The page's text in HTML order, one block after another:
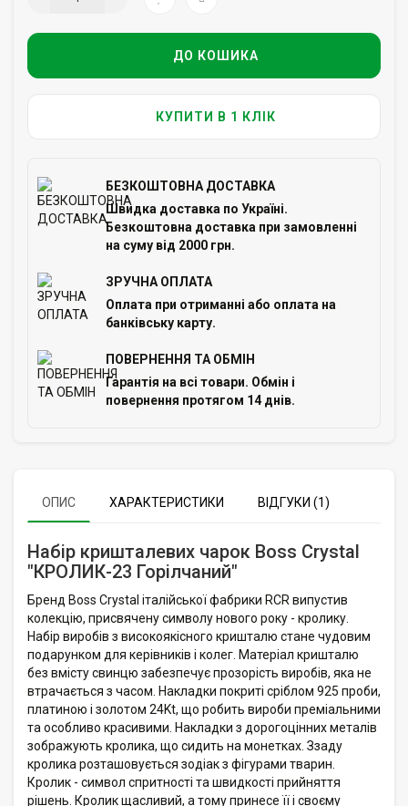
ДО КОШИКА
КУПИТИ В 1 КЛІК
БЕЗКОШТОВНА ДОСТАВКА
Швидка доставка по Україні.
Безкоштовна доставка при замовленні
на суму від 2000 грн.
ЗРУЧНА ОПЛАТА
Оплата при отриманні або оплата на
банківську карту.
ПОВЕРНЕННЯ ТА ОБМІН
Гарантія на всі товари. Обмін і
повернення протягом 14 днів.
ОПИС ХАРАКТЕРИСТИКИ ВІДГУКИ (1)
Набір кришталевих чарок Boss Crystal
"КРОЛИК-23 Горілчаний"
Бренд Boss Crystal італійської фабрики RCR випустив
колекцію, присвячену символу нового року - кролику.
Набір виробів з високоякісного кришталю стане чудовим
подарунком для керівників і колег. Матеріал кришталю
без вмісту свинцю забезпечує прозорість виробів, яка не
втрачається з часом. Накладки покриті сріблом 925 проби,
платиною і золотом 24Kt, що робить вироби преміальними
та особливо красивими. Накладки з дорогоцінних металів
зображують кролика, що сидить на монетках. Ззаду
кролика розташовується зодіак з фігурами тварин.
Кролик - символ спритності та швидкості прийняття
рішень. Кролик щасливий, а тому принесе її і своєму